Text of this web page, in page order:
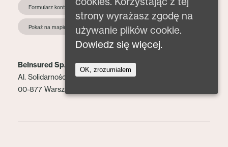
Formularz kontaktowy
Pokaż na mapie
BeInsured Sp. z o.o.
Al. Solidarności 153 lok. 2
00-877 Warszawa
strony wyrażasz zgodę na
używanie plików cookie.
Dowiedz się więcej.
OK, zrozumiałem